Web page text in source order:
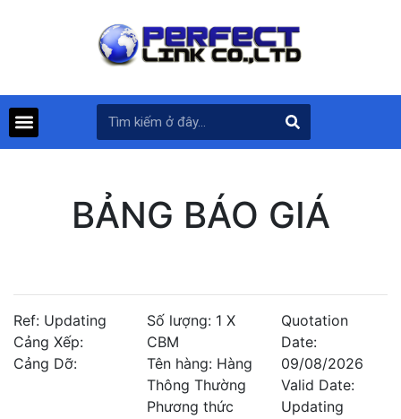
BẢNG BÁO GIÁ
Ref: Updating
Cảng Xếp:
Cảng Dỡ:
Số lượng: 1 X
CBM
Tên hàng: Hàng
Thông Thường
Phương thức
Quotation
Date:
09/08/2026
Valid Date:
Updating